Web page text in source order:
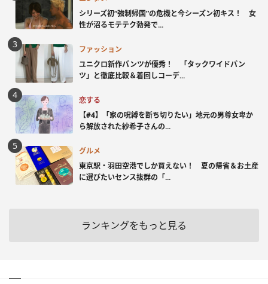
シリーズ初“強制帰国”の危機と今シーズン初キス！ 女
性が沼るモテテク勃発で...
ファッション
ユニクロ新作パンツが優秀！ 「タックワイドパン
ツ」と徹底比較＆着回しコーデ...
恋する
【#4】「家の呪縛を断ち切りたい」地元の男尊女卑か
ら解放された紗希子さんの...
グルメ
東京駅・羽田空港でしか買えない！ 夏の帰省＆お土産
に選びたいセンス抜群の「...
ランキングをもっと見る